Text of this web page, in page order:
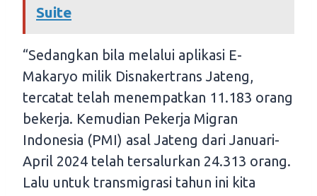
Suite
“Sedangkan bila melalui aplikasi E-
Makaryo milik Disnakertrans Jateng,
tercatat telah menempatkan 11.183 orang
bekerja. Kemudian Pekerja Migran
Indonesia (PMI) asal Jateng dari Januari-
April 2024 telah tersalurkan 24.313 orang.
Lalu untuk transmigrasi tahun ini kita